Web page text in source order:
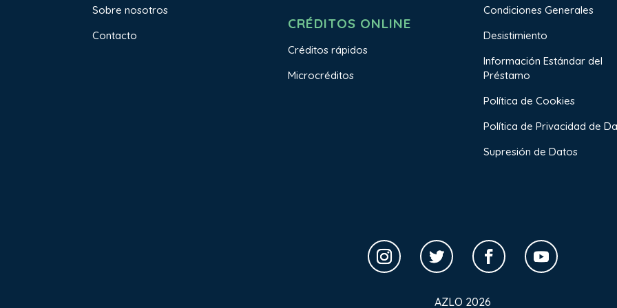
Sobre nosotros
Contacto
CRÉDITOS ONLINE
Créditos rápidos
Microcréditos
Condiciones Generales
Desistimiento
Información Estándar del
Préstamo
Política de Cookies
Política de Privacidad de
Supresión de Datos
AZLO 2026